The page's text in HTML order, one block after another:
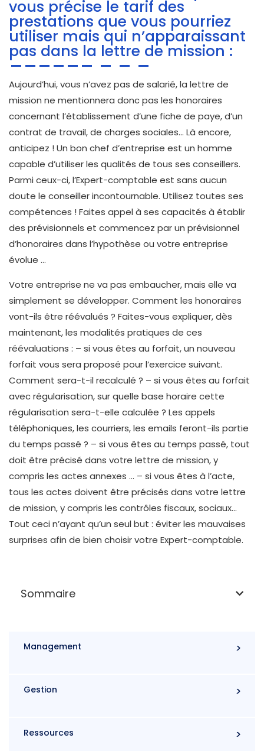
vous précise le tarif des
prestations que vous pourriez
utiliser mais qui n’apparaissant
pas dans la lettre de mission :
Aujourd’hui, vous n’avez pas de salarié, la lettre de
mission ne mentionnera donc pas les honoraires
concernant l’établissement d’une fiche de paye, d’un
contrat de travail, de charges sociales… Là encore,
anticipez ! Un bon chef d’entreprise est un homme
capable d’utiliser les qualités de tous ses conseillers.
Parmi ceux-ci, l’Expert-comptable est sans aucun
doute le conseiller incontournable. Utilisez toutes ses
compétences ! Faites appel à ses capacités à établir
des prévisionnels et commencez par un prévisionnel
d’honoraires dans l’hypothèse ou votre entreprise
évolue …
Votre entreprise ne va pas embaucher, mais elle va
simplement se développer. Comment les honoraires
vont-ils être réévalués ? Faites-vous expliquer, dès
maintenant, les modalités pratiques de ces
réévaluations : – si vous êtes au forfait, un nouveau
forfait vous sera proposé pour l’exercice suivant.
Comment sera-t-il recalculé ? – si vous êtes au forfait
avec régularisation, sur quelle base horaire cette
régularisation sera-t-elle calculée ? Les appels
téléphoniques, les courriers, les emails feront-ils partie
du temps passé ? – si vous êtes au temps passé, tout
doit être précisé dans votre lettre de mission, y
compris les actes annexes … – si vous êtes à l’acte,
tous les actes doivent être précisés dans votre lettre
de mission, y compris les contrôles fiscaux, sociaux…
Tout ceci n’ayant qu’un seul but : éviter les mauvaises
surprises afin de bien choisir votre Expert-comptable.
Sommaire
Management
Gestion
Ressources